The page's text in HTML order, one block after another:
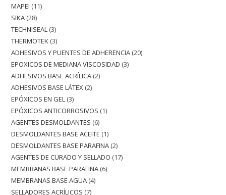
MAPEI 11
SIKA 28
TECHNISEAL 3
THERMOTEK 3
ADHESIVOS Y PUENTES DE ADHERENCIA 20
EPOXICOS DE MEDIANA VISCOSIDAD 3
ADHESIVOS BASE ACRÍLICA 2
ADHESIVOS BASE LÁTEX 2
EPÓXICOS EN GEL 3
EPÓXICOS ANTICORROSIVOS 1
AGENTES DESMOLDANTES 6
DESMOLDANTES BASE ACEITE 1
DESMOLDANTES BASE PARAFINA 2
AGENTES DE CURADO Y SELLADO 17
MEMBRANAS BASE PARAFINA 6
MEMBRANAS BASE AGUA 4
SELLADORES ACRÍLICOS 7